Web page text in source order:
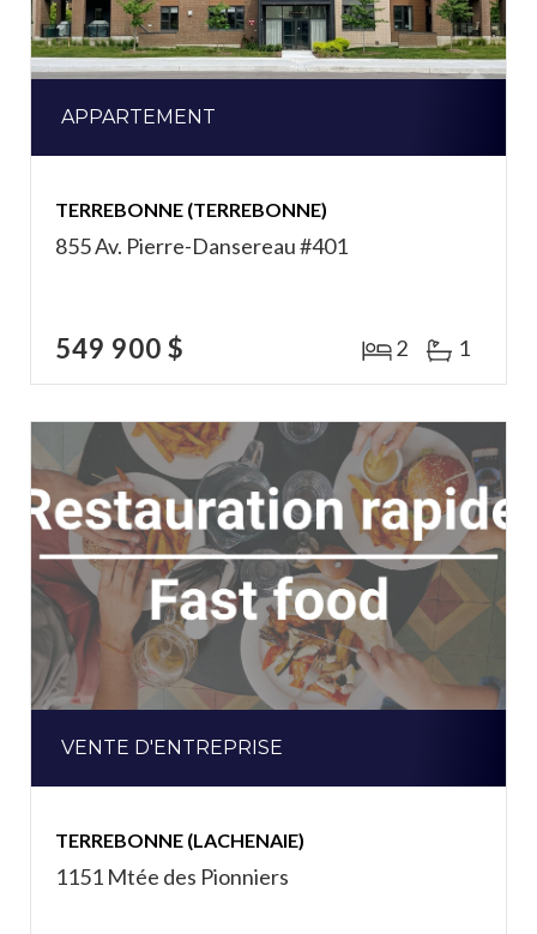
APPARTEMENT
TERREBONNE (TERREBONNE)
855 Av. Pierre-Dansereau #401
549 900 $ 2 1
VENTE D'ENTREPRISE
TERREBONNE (LACHENAIE)
1151 Mtée des Pionniers